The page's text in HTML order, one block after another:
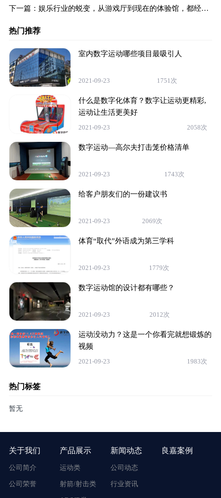
下一篇： 娱乐行业的蜕变，从游戏厅到现在的体验馆，都经历了什么
热门推荐
室内数字运动哪些项目最吸引人
2021-09-23 1751次
什么是数字化体育？数字让运动更精彩,
运动让生活更美好
2021-09-23 2058次
数字运动—高尔夫打击笼价格清单
2021-09-23 1743次
给客户朋友们的一份建议书
2021-09-23 2069次
体育“取代”外语成为第三学科
2021-09-23 1779次
数字运动馆的设计都有哪些？
2021-09-23 2012次
运动没动力？这是一个你看完就想锻炼的
视频
2021-09-23 1983次
热门标签
暂无
关于我们
公司简介
公司荣誉
产品展示
运动类
射箭/射击类
新闻动态
公司动态
行业资讯
良嘉案例